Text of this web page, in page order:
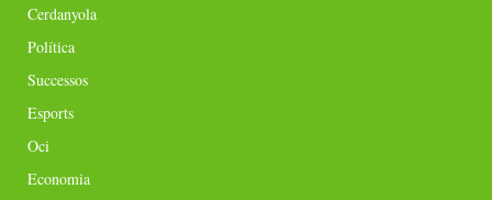
Cerdanyola
Política
Successos
Esports
Oci
Economia